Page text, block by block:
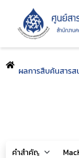
ผลการสืบค้นสารส